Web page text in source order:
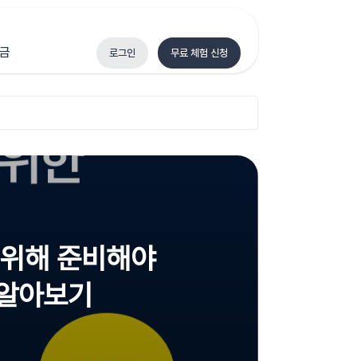
로그인 무료 체험 신청
해 준비해야
아보기